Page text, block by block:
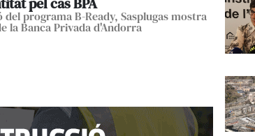
programa B-Ready, Sasplugas mostra
la Banca Privada d'Andorra